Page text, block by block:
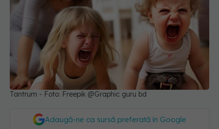
Tantrum - Foto: Freepik @Graphic guru bd
Adaugă-ne ca sursă preferată în Google